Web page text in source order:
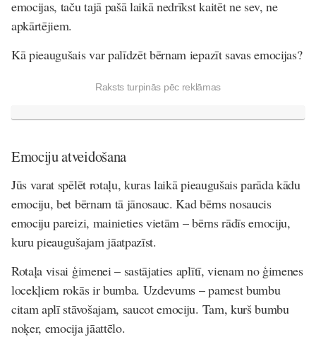
emocijas, taču tajā pašā laikā nedrīkst kaitēt ne sev, ne
apkārtējiem.
Kā pieaugušais var palīdzēt bērnam iepazīt savas emocijas?
Raksts turpinās pēc reklāmas
Emociju atveidošana
Jūs varat spēlēt rotaļu, kuras laikā pieaugušais parāda kādu
emociju, bet bērnam tā jānosauc. Kad bērns nosaucis
emociju pareizi, mainieties vietām – bērns rādīs emociju,
kuru pieaugušajam jāatpazīst.
Rotaļa visai ģimenei – sastājaties aplītī, vienam no ģimenes
locekļiem rokās ir bumba. Uzdevums – pamest bumbu
citam aplī stāvošajam, saucot emociju. Tam, kurš bumbu
noķer, emocija jāattēlo.